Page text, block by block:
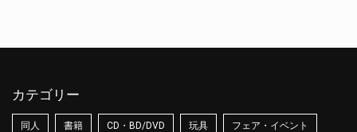
カテゴリー
同人 書籍 CD・BD/DVD 玩具 フェア・イベント